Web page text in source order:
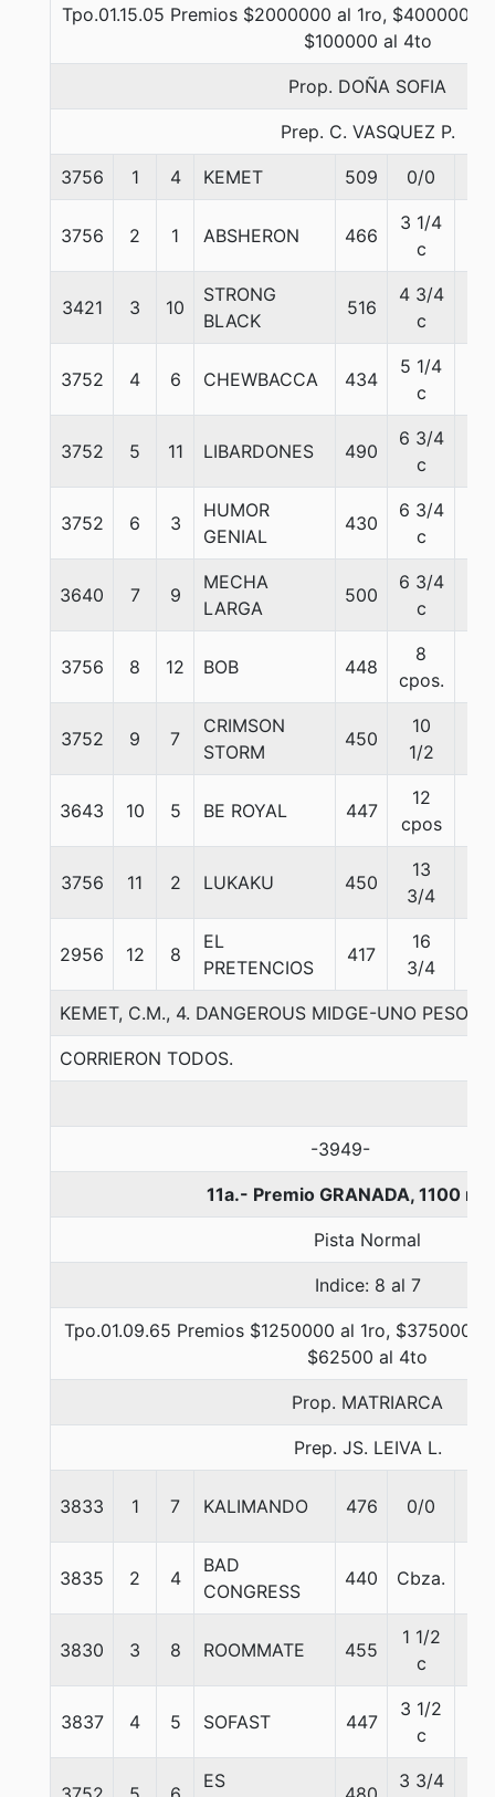
Tpo.01.15.05 Premios $2000000 al 1ro, $400000
$100000 al 4to
Prop. DOÑA SOFIA
Prep. C. VASQUEZ P.
3756 1 4 KEMET 509 0/0
3756 2 1 ABSHERON 466
3 1/4
c
3421 3 10
STRONG
BLACK
516
4 3/4
c
3752 4 6 CHEWBACCA 434
5 1/4
c
3752 5 11 LIBARDONES 490
6 3/4
c
3752 6 3
HUMOR
GENIAL
430
6 3/4
c
3640 7 9
MECHA
LARGA
500
6 3/4
c
3756 8 12 BOB 448
8
cpos.
3752 9 7
CRIMSON
STORM
450
10
1/2
3643 10 5 BE ROYAL 447
12
cpos
3756 11 2 LUKAKU 450
13
3/4
2956 12 8
EL
PRETENCIOS
417
16
3/4
KEMET, C.M., 4. DANGEROUS MIDGE-UNO PESO-
CORRIERON TODOS.
-3949-
11a.- Premio GRANADA, 1100
Pista Normal
Indice: 8 al 7
Tpo.01.09.65 Premios $1250000 al 1ro, $375000
$62500 al 4to
Prop. MATRIARCA
Prep. JS. LEIVA L.
3833 1 7 KALIMANDO 476 0/0
3835 2 4
BAD
CONGRESS
440 Cbza.
3830 3 8 ROOMMATE 455
1 1/2
c
3837 4 5 SOFAST 447
3 1/2
c
ES
3 3/4